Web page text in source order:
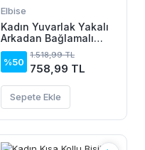
Elbise
Kadın Yuvarlak Yakalı
Arkadan Bağlamalı
Düğme Detaylı
Asimetrik Kesim Detaylı
Kısa Viskon Elbise
%50
1.518,99 TL
758,99 TL
Sepete Ekle